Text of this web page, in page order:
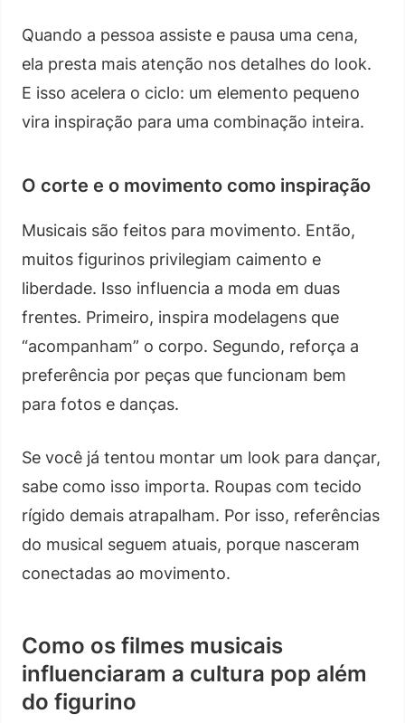
Quando a pessoa assiste e pausa uma cena,
ela presta mais atenção nos detalhes do look.
E isso acelera o ciclo: um elemento pequeno
vira inspiração para uma combinação inteira.
O corte e o movimento como inspiração
Musicais são feitos para movimento. Então,
muitos figurinos privilegiam caimento e
liberdade. Isso influencia a moda em duas
frentes. Primeiro, inspira modelagens que
“acompanham” o corpo. Segundo, reforça a
preferência por peças que funcionam bem
para fotos e danças.
Se você já tentou montar um look para dançar,
sabe como isso importa. Roupas com tecido
rígido demais atrapalham. Por isso, referências
do musical seguem atuais, porque nasceram
conectadas ao movimento.
Como os filmes musicais
influenciaram a cultura pop além
do figurino